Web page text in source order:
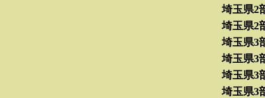
埼玉県2
埼玉県2
埼玉県3
埼玉県3
埼玉県3
埼玉県3